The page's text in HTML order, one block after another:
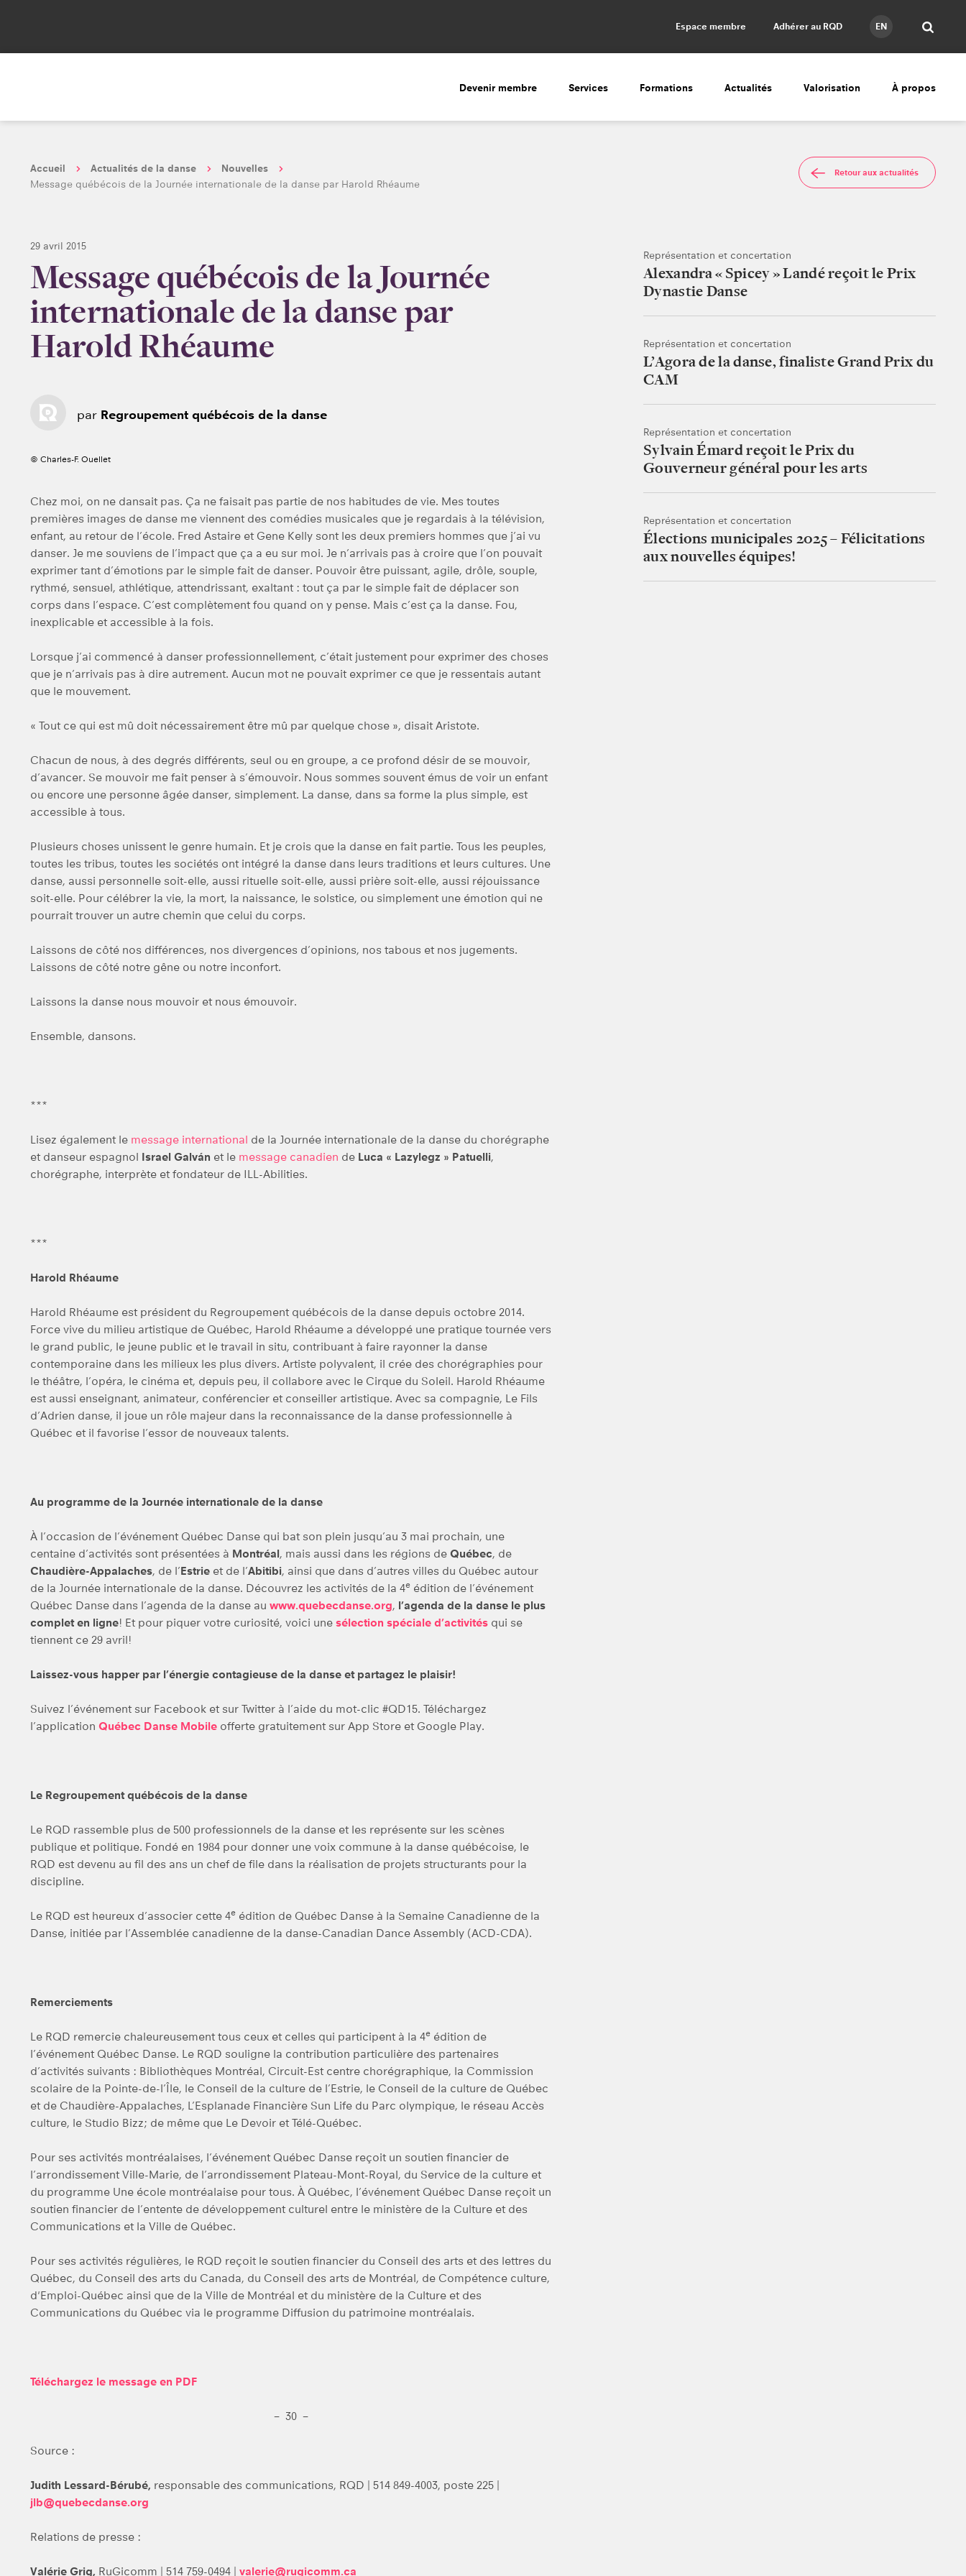
EN
Adhérer au RQD
Espace membre
Devenir membre Services Formations Actualités Valorisation À propos
Accueil Actualités de la danse
Nouvelles
Message québécois de la Journée internationale de la danse par Harold Rhéaume
29 avril 2015
Message québécois de la Journée
internationale de la danse par
Harold Rhéaume
par Regroupement québécois de la danse
© Charles-F. Ouellet
Chez moi, on ne dansait pas. Ça ne faisait pas partie de nos habitudes de vie. Mes toutes
premières images de danse me viennent des comédies musicales que je regardais à la télévision,
enfant, au retour de l’école. Fred Astaire et Gene Kelly sont les deux premiers hommes que j’ai vu
danser. Je me souviens de l’impact que ça a eu sur moi. Je n’arrivais pas à croire que l’on pouvait
exprimer tant d’émotions par le simple fait de danser. Pouvoir être puissant, agile, drôle, souple,
rythmé, sensuel, athlétique, attendrissant, exaltant : tout ça par le simple fait de déplacer son
corps dans l’espace. C’est complètement fou quand on y pense. Mais c’est ça la danse. Fou,
inexplicable et accessible à la fois.
Lorsque j’ai commencé à danser professionnellement, c’était justement pour exprimer des choses
que je n’arrivais pas à dire autrement. Aucun mot ne pouvait exprimer ce que je ressentais autant
que le mouvement.
« Tout ce qui est mû doit nécessairement être mû par quelque chose », disait Aristote.
Chacun de nous, à des degrés différents, seul ou en groupe, a ce profond désir de se mouvoir,
d’avancer. Se mouvoir me fait penser à s’émouvoir. Nous sommes souvent émus de voir un enfant
ou encore une personne âgée danser, simplement. La danse, dans sa forme la plus simple, est
accessible à tous.
Plusieurs choses unissent le genre humain. Et je crois que la danse en fait partie. Tous les peuples,
toutes les tribus, toutes les sociétés ont intégré la danse dans leurs traditions et leurs cultures. Une
danse, aussi personnelle soit-elle, aussi rituelle soit-elle, aussi prière soit-elle, aussi réjouissance
soit-elle. Pour célébrer la vie, la mort, la naissance, le solstice, ou simplement une émotion qui ne
pourrait trouver un autre chemin que celui du corps.
Laissons de côté nos différences, nos divergences d’opinions, nos tabous et nos jugements.
Laissons de côté notre gêne ou notre inconfort.
Laissons la danse nous mouvoir et nous émouvoir.
Ensemble, dansons.
***
Lisez également le message international de la Journée internationale de la danse du chorégraphe
et danseur espagnol Israel Galván et le message canadien de Luca « Lazylegz » Patuelli,
chorégraphe, interprète et fondateur de ILL-Abilities.
***
Harold Rhéaume
Harold Rhéaume est président du Regroupement québécois de la danse depuis octobre 2014.
Force vive du milieu artistique de Québec, Harold Rhéaume a développé une pratique tournée vers
le grand public, le jeune public et le travail in situ, contribuant à faire rayonner la danse
contemporaine dans les milieux les plus divers. Artiste polyvalent, il crée des chorégraphies pour
le théâtre, l’opéra, le cinéma et, depuis peu, il collabore avec le Cirque du Soleil. Harold Rhéaume
est aussi enseignant, animateur, conférencier et conseiller artistique. Avec sa compagnie, Le Fils
d’Adrien danse, il joue un rôle majeur dans la reconnaissance de la danse professionnelle à
Québec et il favorise l’essor de nouveaux talents.
Au programme de la Journée internationale de la danse
À l’occasion de l’événement Québec Danse qui bat son plein jusqu’au 3 mai prochain, une
centaine d’activités sont présentées à Montréal, mais aussi dans les régions de Québec, de
Chaudière-Appalaches, de l’Estrie et de l’Abitibi, ainsi que dans d’autres villes du Québec autour
de la Journée internationale de la danse. Découvrez les activités de la 4e édition de l’événement
Québec Danse dans l’agenda de la danse au www.quebecdanse.org, l’agenda de la danse le plus
complet en ligne! Et pour piquer votre curiosité, voici une sélection spéciale d’activités qui se
tiennent ce 29 avril!
Laissez-vous happer par l’énergie contagieuse de la danse et partagez le plaisir!
Suivez l’événement sur Facebook et sur Twitter à l’aide du mot-clic #QD15. Téléchargez
l’application Québec Danse Mobile offerte gratuitement sur App Store et Google Play.
Le Regroupement québécois de la danse
Le RQD rassemble plus de 500 professionnels de la danse et les représente sur les scènes
publique et politique. Fondé en 1984 pour donner une voix commune à la danse québécoise, le
RQD est devenu au fil des ans un chef de file dans la réalisation de projets structurants pour la
discipline.
Le RQD est heureux d’associer cette 4e édition de Québec Danse à la Semaine Canadienne de la
Danse, initiée par l’Assemblée canadienne de la danse-Canadian Dance Assembly (ACD-CDA).
Remerciements
Le RQD remercie chaleureusement tous ceux et celles qui participent à la 4e édition de
l’événement Québec Danse. Le RQD souligne la contribution particulière des partenaires
d’activités suivants : Bibliothèques Montréal, Circuit-Est centre chorégraphique, la Commission
scolaire de la Pointe-de-l’Île, le Conseil de la culture de l’Estrie, le Conseil de la culture de Québec
et de Chaudière-Appalaches, L’Esplanade Financière Sun Life du Parc olympique, le réseau Accès
culture, le Studio Bizz; de même que Le Devoir et Télé-Québec.
Pour ses activités montréalaises, l’événement Québec Danse reçoit un soutien financier de
l’arrondissement Ville-Marie, de l’arrondissement Plateau-Mont-Royal, du Service de la culture et
du programme Une école montréalaise pour tous. À Québec, l’événement Québec Danse reçoit un
soutien financier de l’entente de développement culturel entre le ministère de la Culture et des
Communications et la Ville de Québec.
Pour ses activités régulières, le RQD reçoit le soutien financier du Conseil des arts et des lettres du
Québec, du Conseil des arts du Canada, du Conseil des arts de Montréal, de Compétence culture,
d'Emploi-Québec ainsi que de la Ville de Montréal et du ministère de la Culture et des
Communications du Québec via le programme Diffusion du patrimoine montréalais.
Téléchargez le message en PDF
– 30 –
Source :
Judith Lessard-Bérubé, responsable des communications, RQD | 514 849-4003, poste 225 |
jlb@quebecdanse.org
Relations de presse :
Valérie Grig, RuGicomm | 514 759-0494 | valerie@rugicomm.ca
Retour aux actualités
Représentation et concertation
Alexandra « Spicey » Landé reçoit le Prix
Dynastie Danse
Représentation et concertation
L’Agora de la danse, finaliste Grand Prix du
CAM
Représentation et concertation
Sylvain Émard reçoit le Prix du
Gouverneur général pour les arts
Représentation et concertation
Élections municipales 2025 – Félicitations
aux nouvelles équipes!